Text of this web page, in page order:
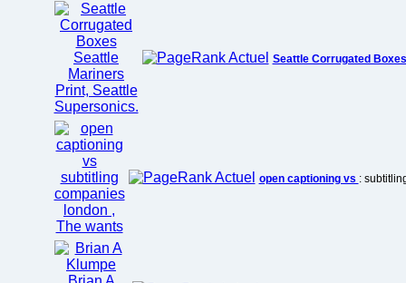
Seattle Corrugated Boxes
open captioning vs :